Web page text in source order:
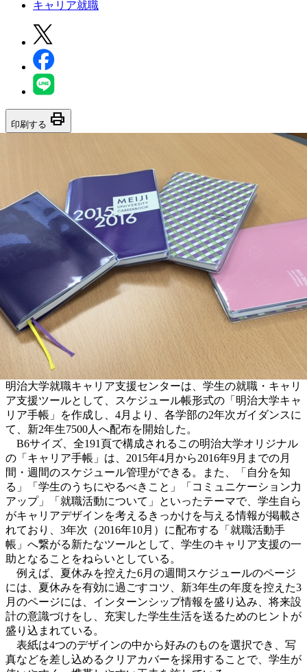
キャリア就職
印刷する print
明治大学就職キャリア支援センターは、学生の就職・キャリ
ア支援ツールとして、スケジュール帳形式の「明治大学キャ
リア手帳」を作成し、4月より、各学部の2年次ガイダンスに
て、新2年生7500人へ配布を開始した。
B6サイズ、全191頁で構成されるこの明治大学オリジナル
の「キャリア手帳」は、2015年4月から2016年9月までの月
間・週間のスケジュール管理ができる。また、「自分を知
る」「学生のうちにやるべきこと」「コミュニケーション力
アップ」「就職活動について」といったテーマで、学生自ら
がキャリアデザインを考えるきっかけを与える情報が掲載さ
れており、3年次（2016年10月）に配布する「就職活動手
帳」へ繋がる新たなツールとして、学生のキャリア支援の一
助となることをねらいとしている。
例えば、夏休みを控えた6月の週間スケジュールのページ
には、夏休みを有効に過ごすコツ、新3年生の年度を控えた3
月のページには、インターンシップ情報を盛り込み、将来設
計の意識づけをし、充実した学生生活を送るためのヒントが
盛り込まれている。
表紙は4つのデザインの中から好みのものを選択でき、写
真などを差し込めるクリアカバーを採用することで、学生が